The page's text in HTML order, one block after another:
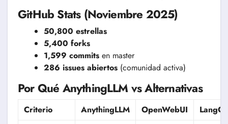
GitHub Stats (Noviembre 2025)
50,800 estrellas
5,400 forks
1,599 commits en master
286 issues abiertos (comunidad activa)
Por Qué AnythingLLM vs Alternativas
Criterio AnythingLLM OpenWebUI